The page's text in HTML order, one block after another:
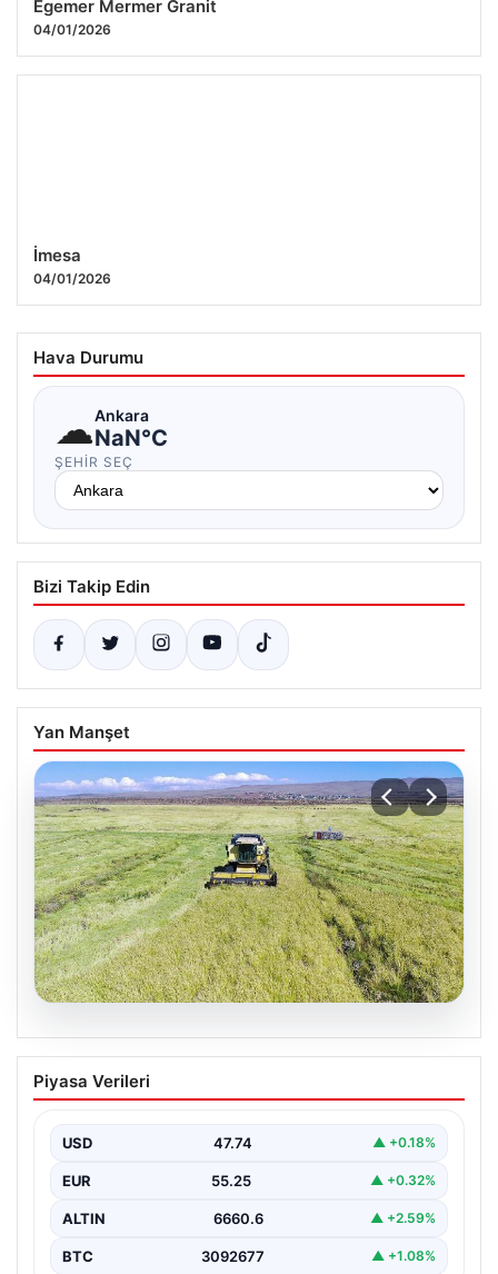
Egemer Mermer Granit
04/01/2026
İmesa
04/01/2026
Hava Durumu
☁Ankara
NaN°C
ŞEHIR SEÇ
Bizi Takip Edin
Yan Manşet
Tarımsal destekleme ödemeleri bugün
hesaplara yatacak
Çiftçilerin Hesaplarında”, “content”: “ Tarım ve Orman
Bakanlığı,…
Piyasa Verileri
USD 47.74 ▲ +0.18%
EUR 55.25 ▲ +0.32%
ALTIN 6660.6 ▲ +2.59%
BTC 3092677 ▲ +1.08%